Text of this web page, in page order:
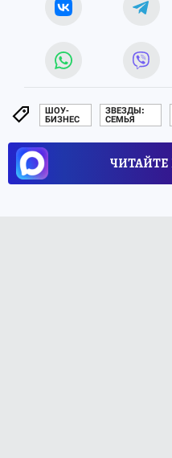
ШОУ-
БИЗНЕС
ЗВЕЗДЫ:
СЕМЬЯ
ЧИТАЙТЕ